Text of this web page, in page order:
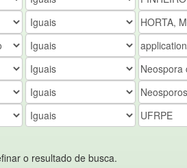
o resultado de busca.